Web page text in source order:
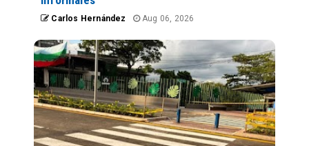
Carlos Hernández Aug 06, 2026